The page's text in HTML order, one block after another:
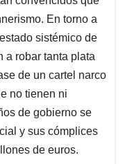
En torno a
sistémico de
a robar tanta plata
de un cartel narco
no tienen ni
de gobierno se
y sus cómplices
de euros.